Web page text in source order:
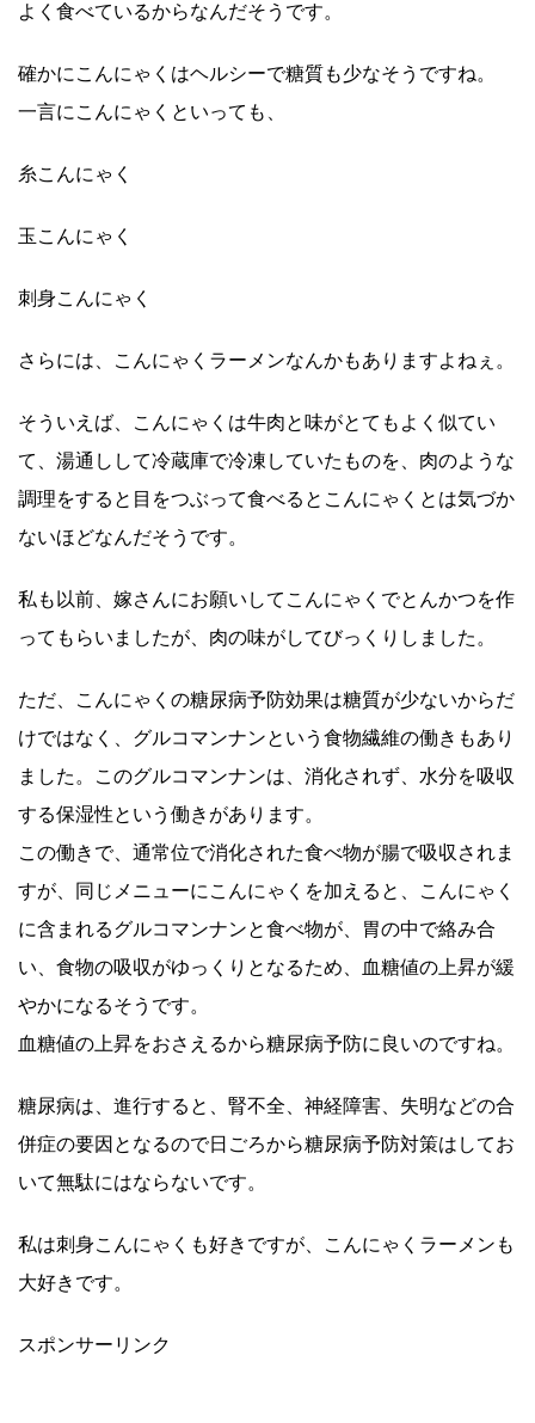
よく食べているからなんだそうです。
確かにこんにゃくはヘルシーで糖質も少なそうですね。
一言にこんにゃくといっても、
糸こんにゃく
玉こんにゃく
刺身こんにゃく
さらには、こんにゃくラーメンなんかもありますよねぇ。
そういえば、こんにゃくは牛肉と味がとてもよく似てい
て、湯通しして冷蔵庫で冷凍していたものを、肉のような
調理をすると目をつぶって食べるとこんにゃくとは気づか
ないほどなんだそうです。
私も以前、嫁さんにお願いしてこんにゃくでとんかつを作
ってもらいましたが、肉の味がしてびっくりしました。
ただ、こんにゃくの糖尿病予防効果は糖質が少ないからだ
けではなく、グルコマンナンという食物繊維の働きもあり
ました。このグルコマンナンは、消化されず、水分を吸収
する保湿性という働きがあります。
この働きで、通常位で消化された食べ物が腸で吸収されま
すが、同じメニューにこんにゃくを加えると、こんにゃく
に含まれるグルコマンナンと食べ物が、胃の中で絡み合
い、食物の吸収がゆっくりとなるため、血糖値の上昇が緩
やかになるそうです。
血糖値の上昇をおさえるから糖尿病予防に良いのですね。
糖尿病は、進行すると、腎不全、神経障害、失明などの合
併症の要因となるので日ごろから糖尿病予防対策はしてお
いて無駄にはならないです。
私は刺身こんにゃくも好きですが、こんにゃくラーメンも
大好きです。
スポンサーリンク